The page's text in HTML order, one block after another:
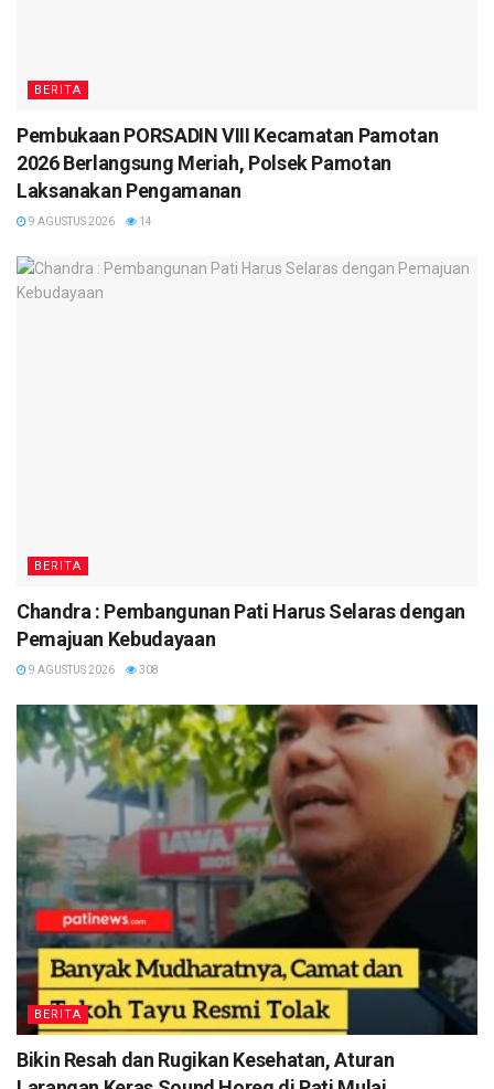
BERITA
Pembukaan PORSADIN VIII Kecamatan Pamotan
2026 Berlangsung Meriah, Polsek Pamotan
Laksanakan Pengamanan
9 AGUSTUS 2026 14
BERITA
Chandra : Pembangunan Pati Harus Selaras dengan
Pemajuan Kebudayaan
9 AGUSTUS 2026 308
BERITA
Bikin Resah dan Rugikan Kesehatan, Aturan